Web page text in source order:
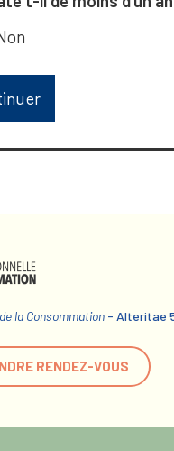
la Consommation - Alteritae
RENDEZ-VOUS